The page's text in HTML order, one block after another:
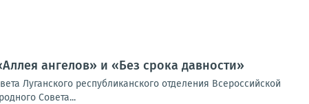
ангелов» и «Без срока давности»
Луганского республиканского отделения Всероссийской
Совета...